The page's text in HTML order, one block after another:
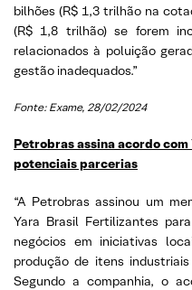
bilhões (R$ 1,3 trilhão na
(R$ 1,8 trilhão) se forem
relacionados à poluição
gestão inadequados.”
Fonte: Exame, 28/02/2024
Petrobras assina acordo
potenciais parcerias
“A Petrobras assinou um
Yara Brasil Fertilizantes
negócios em iniciativas
produção de itens
Segundo a companhia, o